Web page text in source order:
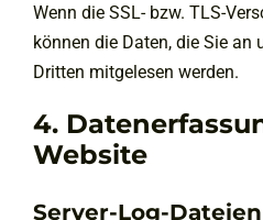
Wenn die SSL- bzw. TLS-
können die Daten, die Sie an
Dritten mitgelesen werden.
4.
Website
Server-Log-Dateien